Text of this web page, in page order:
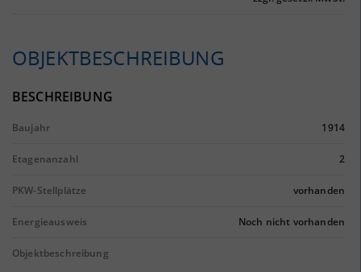
OBJEKTBESCHREIBUNG
BESCHREIBUNG
Baujahr 1914
Etagenanzahl 2
PKW-Stellplätze vorhanden
Energieausweis Noch nicht vorhanden
Objektbeschreibung